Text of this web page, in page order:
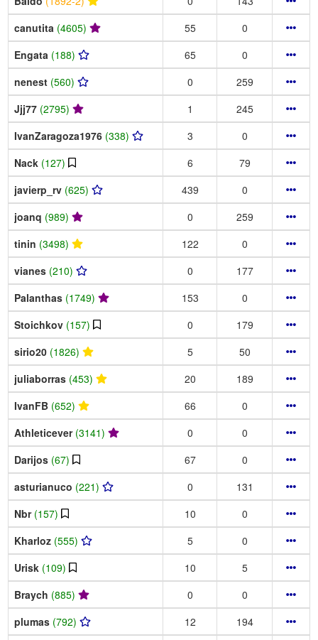
canutita (4605) 55
0
Engata (188) 65
0
nenest (560) 0
259
Jjj77 (2795) 1
245
IvanZaragoza1976 (338) 3
0
Nack (127) 6
79
javierp_rv (625) 439
0
joanq (989) 0
259
tinin (3498) 122
0
vianes (210) 0
177
Palanthas (1749) 153
0
Stoichkov (157) 0
179
sirio20 (1826) 5
50
juliaborras (453) 20
189
IvanFB (652) 66
0
Athleticever (3141) 0
0
Darijos (67) 67
0
asturianuco (221) 0
131
Nbr (157) 10
0
Kharloz (555) 5
0
Urisk (109) 10
5
Braych (885) 0
0
plumas (792) 12
194